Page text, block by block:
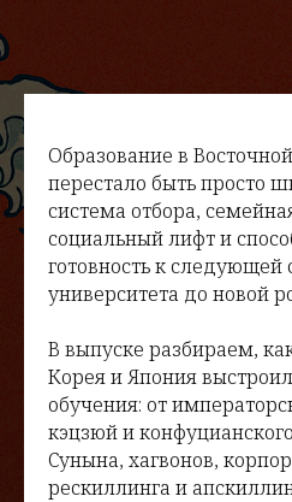
Образование в
перестало быть просто
система отбора,
социальный лифт и
готовность к следующей
университета до новой
В выпуске разбираем,
Корея и Япония
обучения: от
кэцзюй и
Сунына, хагвонов,
рескиллинга и